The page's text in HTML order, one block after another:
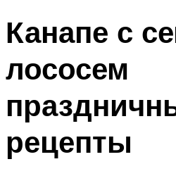
Канапе с
лососем
рецепты